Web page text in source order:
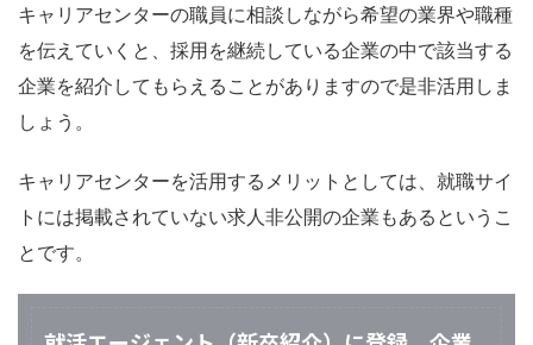
キャリアセンターの職員に相談しながら希望の業界や職種
を伝えていくと、採用を継続している企業の中で該当する
企業を紹介してもらえることがありますので是非活用しま
しょう。
キャリアセンターを活用するメリットとしては、就職サイ
トには掲載されていない求人非公開の企業もあるというこ
とです。